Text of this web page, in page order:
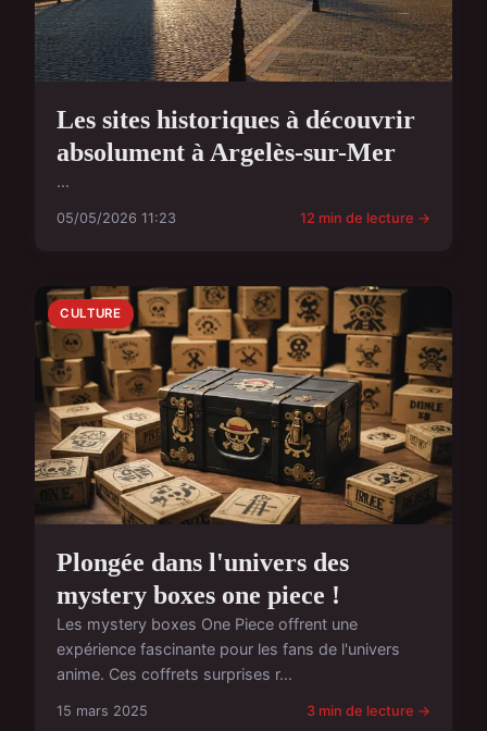
Les sites historiques à découvrir
absolument à Argelès-sur-Mer
...
05/05/2026 11:23 12 min de lecture →
CULTURE
Plongée dans l'univers des
mystery boxes one piece !
Les mystery boxes One Piece offrent une
expérience fascinante pour les fans de l'univers
anime. Ces coffrets surprises r...
15 mars 2025 3 min de lecture →